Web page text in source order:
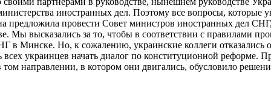
иностранных дел. Поэтому все вопросы, которые
предложила провести Совет министров иностранных дел
Мы высказались за то, чтобы в соответствии с правилами
в Минске. Но, к сожалению, украинские коллеги отказались
украинцев начать диалог по конституционной реформе.
направлении, в котором они двигались, обусловило